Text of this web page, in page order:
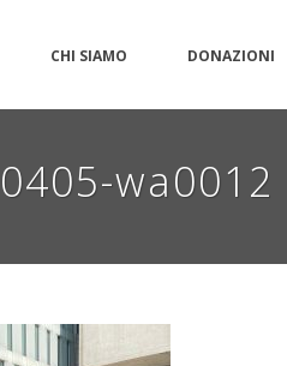
CHI SIAMO DONAZIONI
wa0012